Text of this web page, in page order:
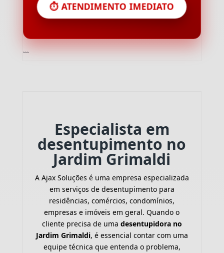
⏱️ ATENDIMENTO IMEDIATO
```
Especialista em
desentupimento no
Jardim Grimaldi
A Ajax Soluções é uma empresa especializada
em serviços de desentupimento para
residências, comércios, condomínios,
empresas e imóveis em geral. Quando o
cliente precisa de uma desentupidora no
Jardim Grimaldi, é essencial contar com uma
equipe técnica que entenda o problema,